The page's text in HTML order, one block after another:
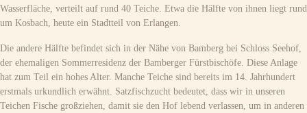
Wasserfläche, verteilt auf rund 40 Teiche. Etwa die Hälfte von ihnen liegt rund
um Kosbach, heute ein Stadtteil von Erlangen.
Die andere Hälfte befindet sich in der Nähe von Bamberg bei Schloss Seehof,
der ehemaligen Sommerresidenz der Bamberger Fürstbischöfe. Diese Anlage
hat zum Teil ein hohes Alter. Manche Teiche sind bereits im 14. Jahrhundert
erstmals urkundlich erwähnt. Satzfischzucht bedeutet, dass wir in unseren
Teichen Fische großziehen, damit sie den Hof lebend verlassen, um in anderen